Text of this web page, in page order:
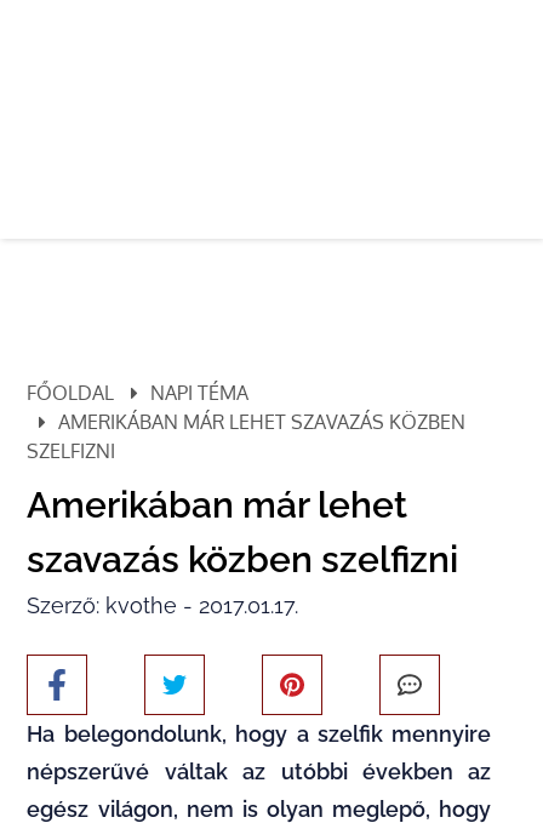
FŐOLDAL
NAPI TÉMA
AMERIKÁBAN MÁR LEHET SZAVAZÁS KÖZBEN
SZELFIZNI
Amerikában már lehet
szavazás közben szelfizni
Szerző: kvothe - 2017.01.17.
Ha belegondolunk, hogy a szelfik mennyire
népszerűvé váltak az utóbbi években az
egész világon, nem is olyan meglepő, hogy